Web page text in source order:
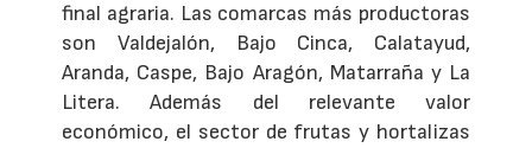
final agraria. Las comarcas más productoras
son Valdejalón, Bajo Cinca, Calatayud,
Aranda, Caspe, Bajo Aragón, Matarraña y La
Litera. Además del relevante valor
económico, el sector de frutas y hortalizas